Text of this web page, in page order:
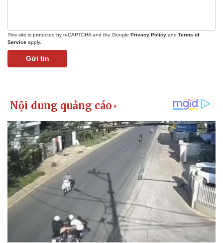
Kinh tế
Khởi nghiệp
Tiêu dùng
Tỷ giá
Chứng khoán
Giá cà phê
This site is protected by reCAPTCHA and the Google Privacy Policy and Terms of
Service apply.
Gửi tin